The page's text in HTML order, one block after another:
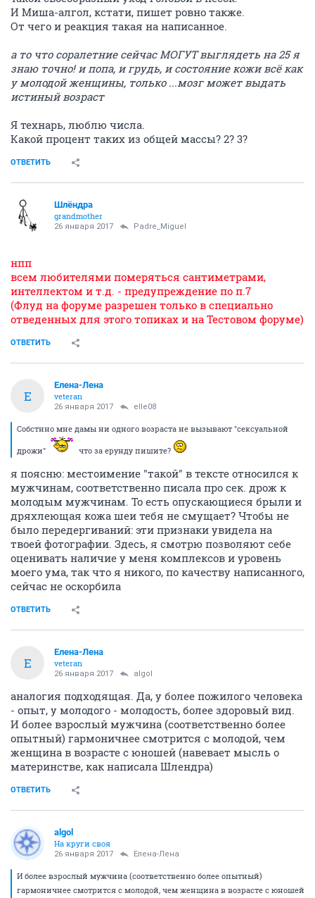
И Миша-алгол, кстати, пишет ровно также.
От чего и реакция такая на написанное.
а то что соралетние сейчас МОГУТ выглядеть на 25 я
знаю точно! и попа, и грудь, и состояние кожи всё как
у молодой женщины, только ...мозг может выдать
истиный возраст
Я технарь, люблю числа.
Какой процент таких из общей массы? 2? 3?
ОТВЕТИТЬ
Шлёндра
grandmother
26 января 2017 Padre_Miguel
нпп
всем любителями померяться сантиметрами,
интеллектом и т.д. - предупреждение по п.7
(Флуд на форуме разрешен только в специально
отведенных для этого топиках и на Тестовом форуме)
ОТВЕТИТЬ
Е
Елена-Лена
veteran
26 января 2017 elle08
Собстнно мне дамы ни одного возраста не вызывают "сексуальной
дрожи" что за ерунду пишите?
я поясню: местоимение "такой" в тексте относился к
мужчинам, соответственно писала про сек. дрож к
молодым мужчинам. То есть опускающиеся брыли и
дряхлеющая кожа шеи тебя не смущает? Чтобы не
было передергиваний: эти признаки увидела на
твоей фотографии. Здесь, я смотрю позволяют себе
оценивать наличие у меня комплексов и уровень
моего ума, так что я никого, по качеству написанного,
сейчас не оскорбила
ОТВЕТИТЬ
Е
Елена-Лена
veteran
26 января 2017 аlgоl
аналогия подходящая. Да, у более пожилого человека
- опыт, у молодого - молодость, более здоровый вид.
И более взрослый мужчина (соответственно более
опытный) гармоничнее смотрится с молодой, чем
женщина в возрасте с юношей (навевает мысль о
материнстве, как написала Шлендра)
ОТВЕТИТЬ
аlgоl
На круги своя
26 января 2017 Елена-Лена
И более взрослый мужчина (соответственно более опытный)
гармоничнее смотрится с молодой, чем женщина в возрасте с юношей